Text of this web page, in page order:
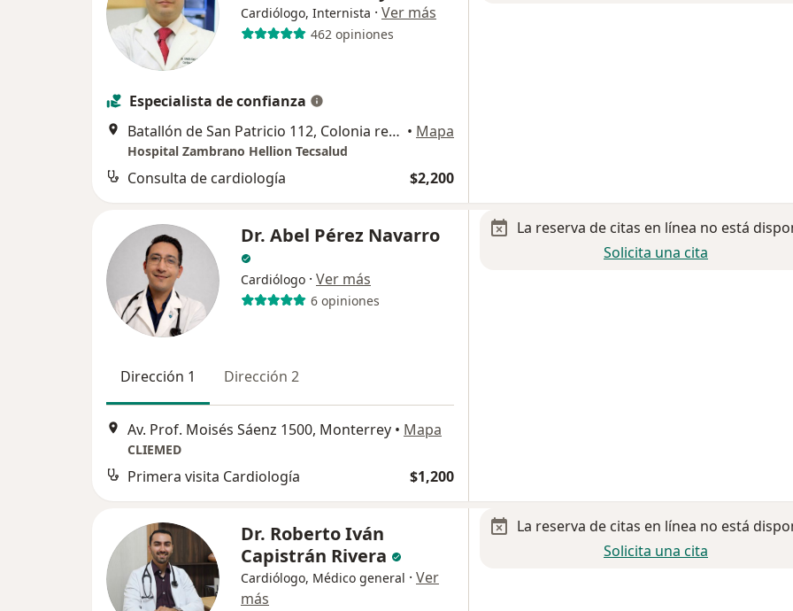
Cardiólogo, Internista · Ver más
462 opiniones
Especialista de confianza
Batallón de San Patricio 112, Colonia real San Agustín Torre del instituto de Cardiologia piso 11, San Pedro Garza Garcia • Mapa
Hospital Zambrano Hellion Tecsalud
Consulta de cardiología $2,200
Dr. Abel Pérez Navarro
Cardiólogo · Ver más
6 opiniones
Dirección 1 Dirección 2
Av. Prof. Moisés Sáenz 1500, Monterrey • Mapa
CLIEMED
Primera visita Cardiología $1,200
La reserva de citas en línea no está
Solicita una cita
Dr. Roberto Iván
Capistrán Rivera
Cardiólogo, Médico general · Ver
más
La reserva de citas en línea no está
Solicita una cita